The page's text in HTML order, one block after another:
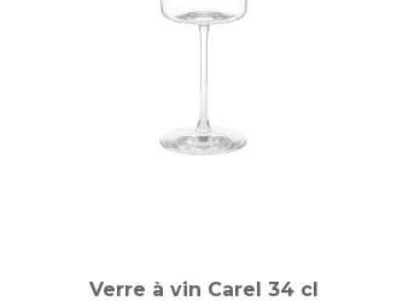
Verre à vin Carel 34 cl